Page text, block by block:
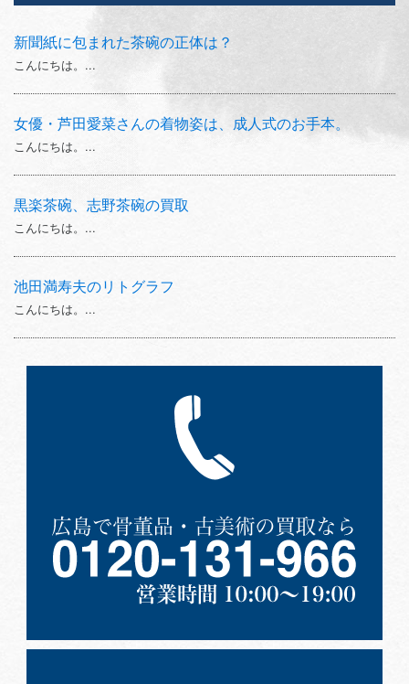
新聞紙に包まれた茶碗の正体は？
こんにちは。...
女優・芦田愛菜さんの着物姿は、成人式のお手本。
こんにちは。...
黒楽茶碗、志野茶碗の買取
こんにちは。...
池田満寿夫のリトグラフ
こんにちは。...